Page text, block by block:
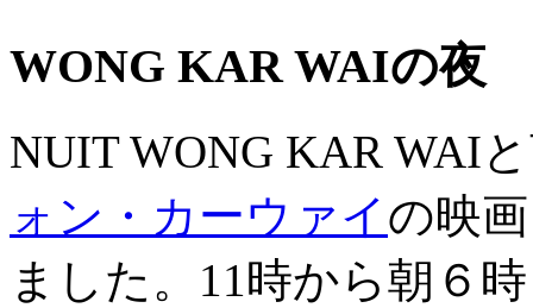
WONG KAR WAIの夜
NUIT WONG KAR WAI
ォン・カーウァイの映
ました。11時から朝６